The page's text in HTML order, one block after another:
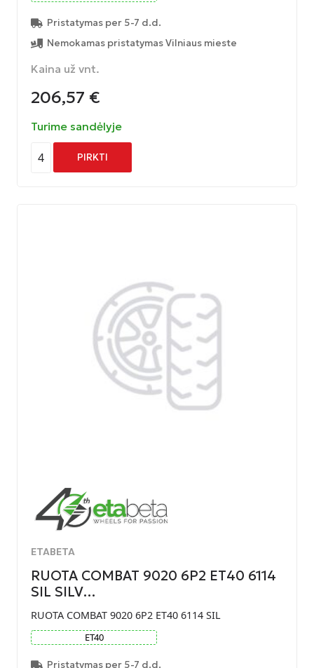
Pristatymas per 5-7 d.d.
Nemokamas pristatymas Vilniaus mieste
Kaina už vnt.
206,57 €
Turime sandėlyje
4 PIRKTI
ETABETA
RUOTA COMBAT 9020 6P2 ET40 6114
SIL SILV…
RUOTA COMBAT 9020 6P2 ET40 6114 SIL
ET40
Pristatymas per 5-7 d.d.